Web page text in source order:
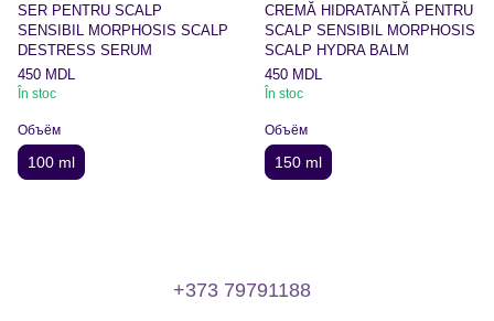
SER PENTRU SCALP
SENSIBIL MORPHOSIS SCALP
DESTRESS SERUM
450 MDL
În stoc
Объём
100 ml
CREMĂ HIDRATANTĂ PENTRU
SCALP SENSIBIL MORPHOSIS
SCALP HYDRA BALM
450 MDL
În stoc
Объём
150 ml
+373 79791188